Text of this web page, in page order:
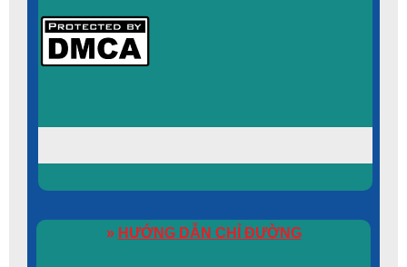
» HƯỚNG DẪN CHỈ ĐƯỜNG